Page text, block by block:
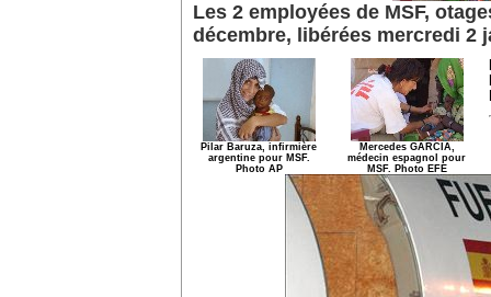
Les 2 employées de MSF,
décembre, libérées mercredi 2
Pilar Baruza, infirmière
argentine pour MSF.
Photo AP
Mercedes GARCIA,
médecin espagnol pour
MSF. Photo EFE